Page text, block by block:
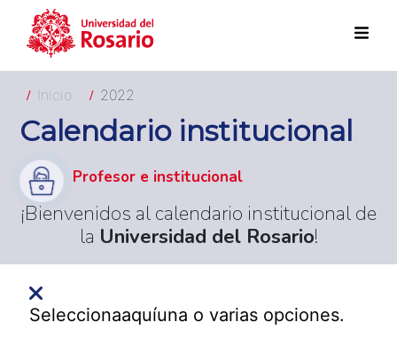
Inicio
2022
Calendario institucional
Profesor e institucional
¡Bienvenidos al calendario institucional de
la Universidad del Rosario!
Seleccionaaquíuna o varias opciones.